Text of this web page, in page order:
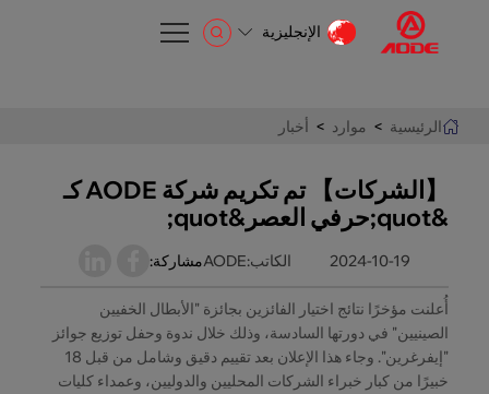
الإنجليزية
EN
الرئيسية > موارد > أخبار
【الشركات】 تم تكريم شركة AODE كـ
&quot;حرفي العصر&quot;
2024-10-19 الكاتب:AODE مشاركة:
أُعلنت مؤخرًا نتائج اختيار الفائزين بجائزة "الأبطال الخفيين
الصينيين" في دورتها السادسة، وذلك خلال ندوة وحفل توزيع جوائز
"إيفرغرين". وجاء هذا الإعلان بعد تقييم دقيق وشامل من قبل 18
خبيرًا من كبار خبراء الشركات المحليين والدوليين، وعمداء كليات